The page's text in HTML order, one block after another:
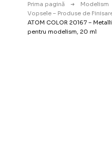
Prima pagină
Modelism
Vopsele – Produse de
ATOM COLOR 20167 –
pentru modelism, 20 ml